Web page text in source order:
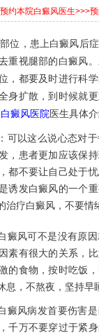
约本院白癜风医生>>>
位，患上白癜风后
重视腿部的白癜风
，都要及时进行科
身扩散，到时候就
癜风医院 医生具体介
可以这么说心态对
，患者更加应该保
都不要让自己处于
诱发白癜风的一个
疗白癜风，不要情
癜风可不是没有原
素有很大的关系，
的食物，按时吃饭
，不熬夜，坚持早
癜风病发首要伤害是
千万不要穿过于紧